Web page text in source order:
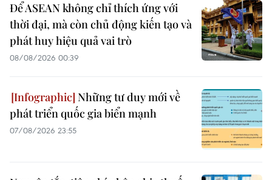
Để ASEAN không chỉ thích ứng với
thời đại, mà còn chủ động kiến tạo và
phát huy hiệu quả vai trò
08/08/2026 00:39
Những tư duy mới về
phát triển quốc gia biển mạnh
07/08/2026 23:55